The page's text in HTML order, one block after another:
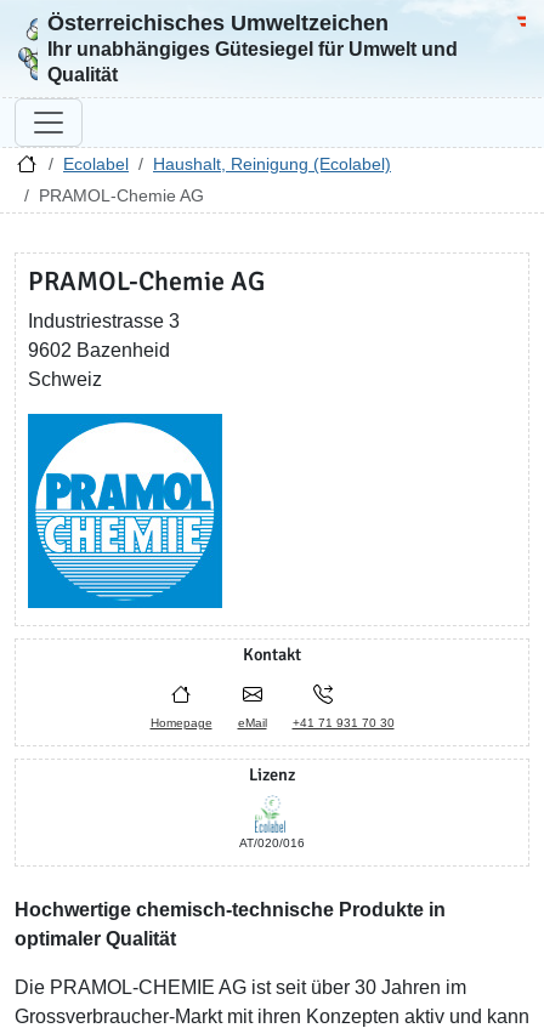
Zur Startseite
Österreichisches Umweltzeichen
Ihr unabhängiges Gütesiegel für Umwelt und
Qualität
Ecolabel
Haushalt, Reinigung (Ecolabel)
PRAMOL-Chemie AG
PRAMOL-Chemie AG
Industriestrasse 3
9602 Bazenheid
Schweiz
Kontakt
Homepage eMail +41 71 931 70 30
Lizenz
AT/020/016
Hochwertige chemisch-technische Produkte in
optimaler Qualität
Die PRAMOL-CHEMIE AG ist seit über 30 Jahren im
Grossverbraucher-Markt mit ihren Konzepten aktiv und kann